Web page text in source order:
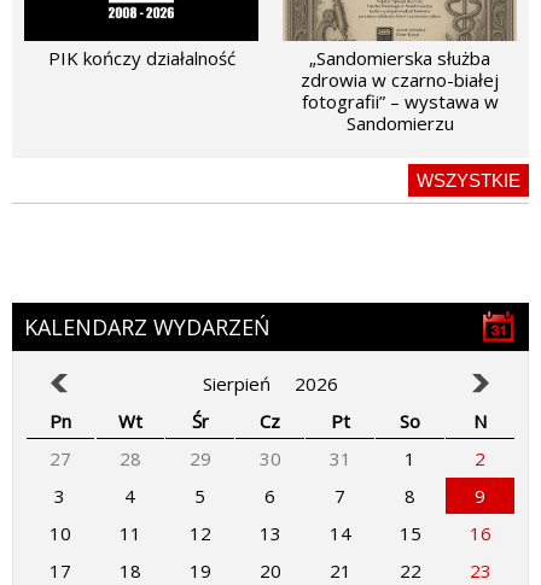
PIK kończy działalność
„Sandomierska służba
zdrowia w czarno-białej
fotografii” – wystawa w
Sandomierzu
WSZYSTKIE
KALENDARZ WYDARZEŃ
Sierpień
2026
Pn
Wt Śr Cz Pt So
N
27
28 29 30 31 1
2
3
4 5 6 7 8
9
10
11 12 13 14 15
16
17
18 19 20 21 22
23